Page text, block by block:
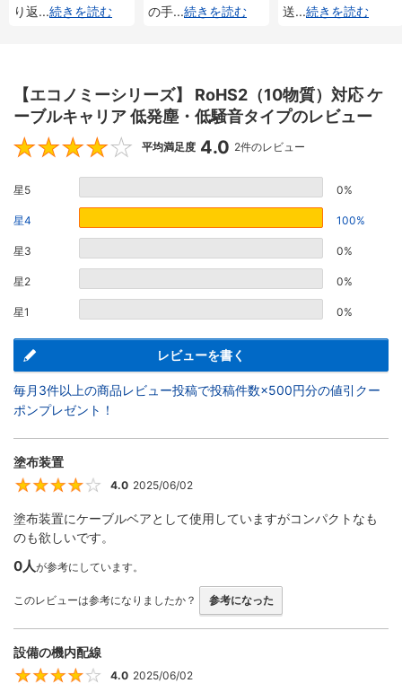
り返...続きを読む
の手...続きを読む
送...続きを読む
【エコノミーシリーズ】 RoHS2（10物質）対応 ケ
ーブルキャリア 低発塵・低騒音タイプのレビュー
4
平均満足度 4.0 2件のレビュー
星5 0%
星4 100%
星3 0%
星2 0%
星1 0%
レビューを書く
毎月3件以上の商品レビュー投稿で投稿件数×500円分の値引クー
ポンプレゼント！
塗布装置
4
4.0 2025/06/02
塗布装置にケーブルベアとして使用していますがコンパクトなも
のも欲しいです。
0人が参考にしています。
このレビューは参考になりましたか？ 参考になった
設備の機内配線
4
4.0 2025/06/02